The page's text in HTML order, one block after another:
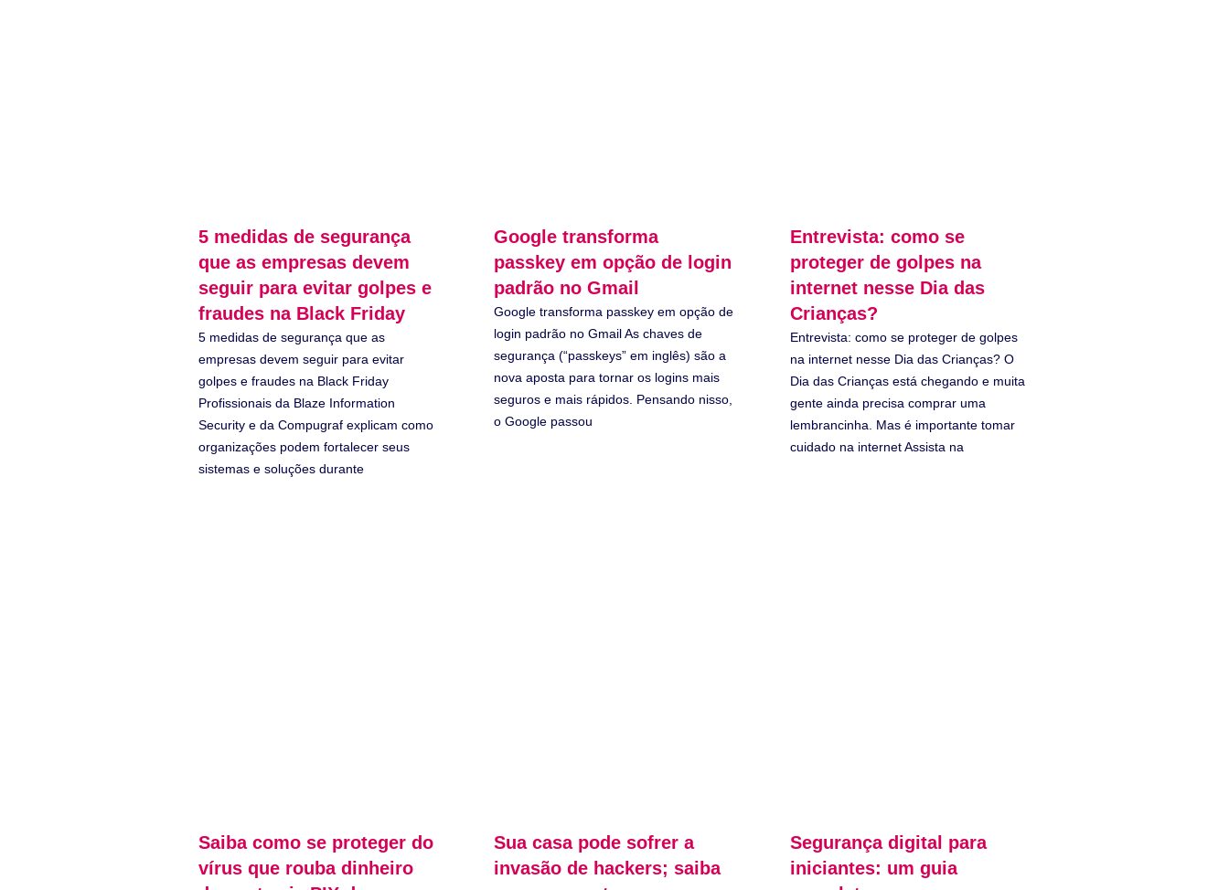
5 medidas de segurança
que as empresas devem
seguir para evitar golpes e
fraudes na Black Friday
5 medidas de segurança que as
empresas devem seguir para evitar
golpes e fraudes na Black Friday
Profissionais da Blaze Information
Security e da Compugraf explicam como
organizações podem fortalecer seus
sistemas e soluções durante
Google transforma
passkey em opção de login
padrão no Gmail
Google transforma passkey em opção de
login padrão no Gmail As chaves de
segurança (“passkeys” em inglês) são a
nova aposta para tornar os logins mais
seguros e mais rápidos. Pensando nisso,
o Google passou
Entrevista: como se
proteger de golpes na
internet nesse Dia das
Crianças?
Entrevista: como se proteger de golpes
na internet nesse Dia das Crianças? O
Dia das Crianças está chegando e muita
gente ainda precisa comprar uma
lembrancinha. Mas é importante tomar
cuidado na internet Assista na
Saiba como se proteger do
vírus que rouba dinheiro
Sua casa pode sofrer a
invasão de hackers; saiba
Segurança digital para
iniciantes: um guia